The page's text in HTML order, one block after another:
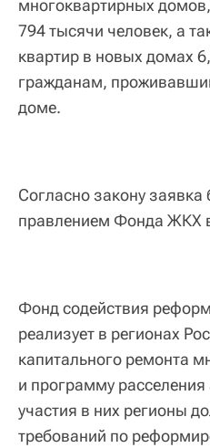
многоквартирных
794 тысячи человек, а
квартир в новых домах
гражданам,
доме.
Согласно закону заявка
правлением Фонда ЖКХ
Фонд содействия
реализует в регионах
капитального ремонта
и программу
участия в них регионы
требований по